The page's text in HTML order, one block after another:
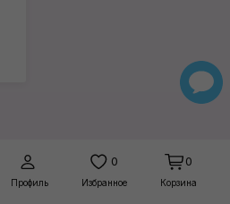
Профиль
0
Избранное
0
Корзина